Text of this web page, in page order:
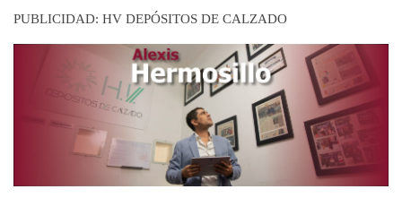
PUBLICIDAD: HV DEPÓSITOS DE CALZADO